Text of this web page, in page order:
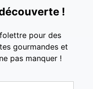
!
pour des
gourmandes et
pas manquer !